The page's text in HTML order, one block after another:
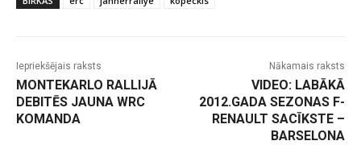
Iepriekšējais raksts
MONTEKARLO RALLIJĀ
DEBITĒS JAUNA WRC
KOMANDA
Nākamais raksts
VIDEO: LABĀKĀ
2012.GADA SEZONAS F-
RENAULT SACĪKSTE –
BARSELONA